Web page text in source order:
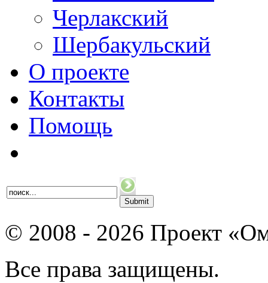
Черлакский
Шербакульский
О проекте
Контакты
Помощь
© 2008 - 2026 Проект
Все права защищены.